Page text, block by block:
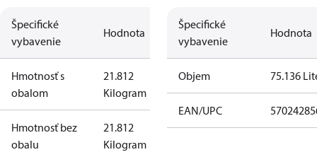
Špecifické
vybavenie
Hodnota
Hmotnosť s
obalom
21.812
Kilogram
Hmotnosť bez
obalu
21.812
Kilogram
Špecifické
vybavenie
Hodnota
Objem 75.136
EAN/UPC